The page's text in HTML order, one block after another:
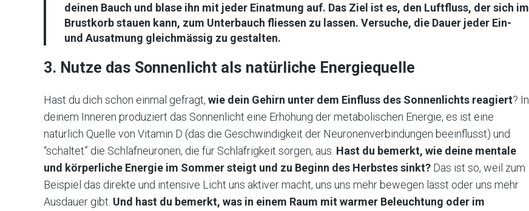
deinen Bauch und blase ihn mit jeder Einatmung auf. Das Ziel ist es, den Luftfluss, der sich im
Brustkorb stauen kann, zum Unterbauch fliessen zu lassen. Versuche, die Dauer jeder Ein-
und Ausatmung gleichmässig zu gestalten.
3. Nutze das Sonnenlicht als natürliche Energiequelle
Hast du dich schon einmal gefragt, wie dein Gehirn unter dem Einfluss des Sonnenlichts reagiert? In
deinem Inneren produziert das Sonnenlicht eine Erhöhung der metabolischen Energie, es ist eine
natürlich Quelle von Vitamin D (das die Geschwindigkeit der Neuronenverbindungen beeinflusst) und
“schaltet” die Schlafneuronen, die für Schläfrigkeit sorgen, aus. Hast du bemerkt, wie deine mentale
und körperliche Energie im Sommer steigt und zu Beginn des Herbstes sinkt? Das ist so, weil zum
Beispiel das direkte und intensive Licht uns aktiver macht, uns uns mehr bewegen lässt oder uns mehr
Ausdauer gibt. Und hast du bemerkt, was in einem Raum mit warmer Beleuchtung oder im